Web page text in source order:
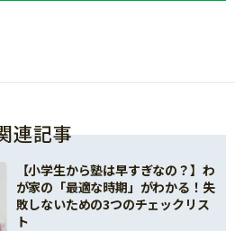
連記事
【小学生から塾は早すぎなの？】わ
が家の「最適な時期」がわかる！失
敗しないための3つのチェックリス
ト